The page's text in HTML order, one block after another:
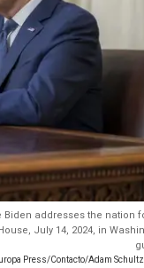
Biden addresses the nation
July 14, 2024, in
Press/Contacto/Adam